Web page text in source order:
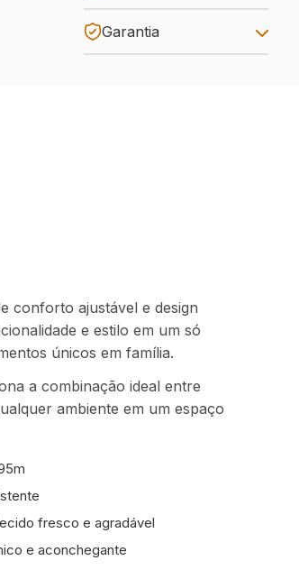
Garantia
conforto ajustável e design
e estilo em um só
únicos em família.
a combinação ideal entre
ambiente em um espaço
fresco e agradável
e aconchegante